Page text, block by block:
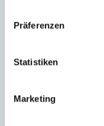
Präferenzen
Statistiken
Marketing